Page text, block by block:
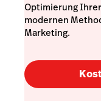
Optimierung
modernen
Marketing.